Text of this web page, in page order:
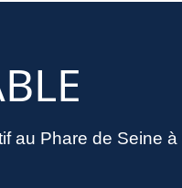
au Phare de Seine